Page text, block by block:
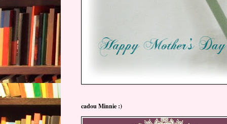
cadou Minnie :)